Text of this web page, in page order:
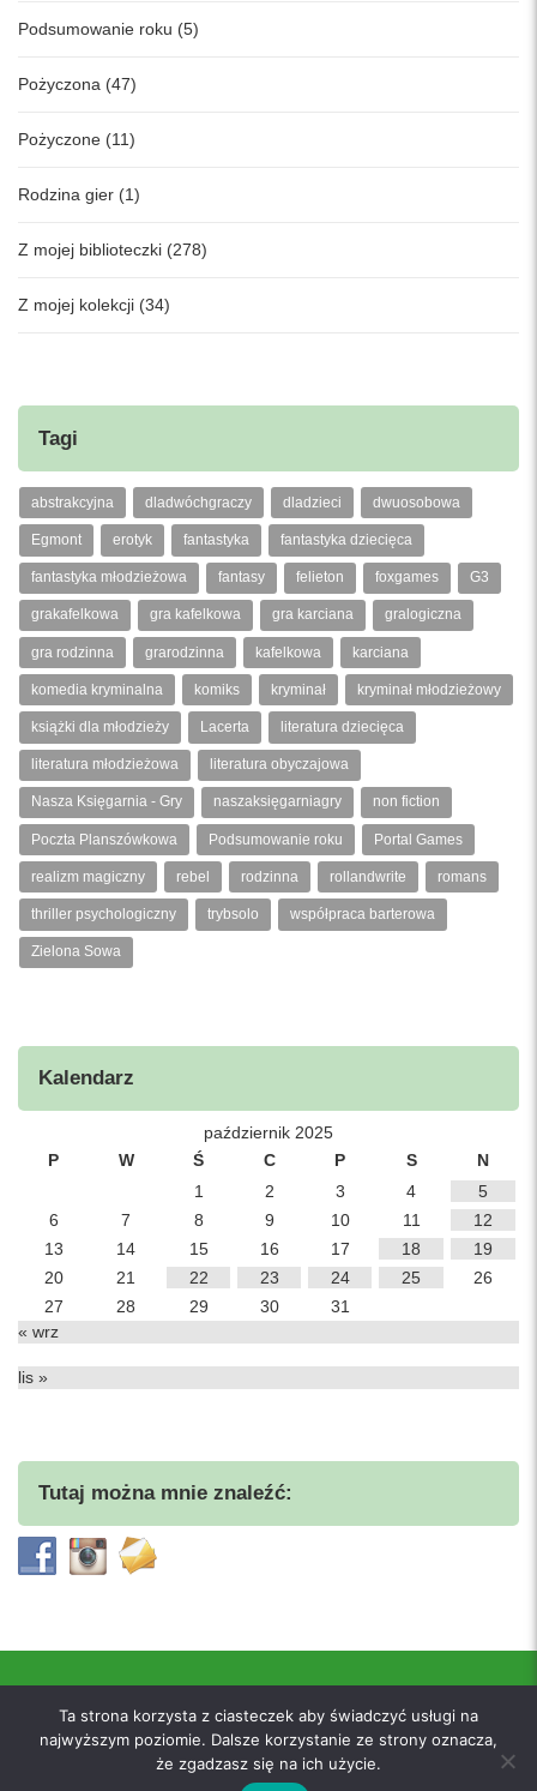
Podsumowanie roku (5)
Pożyczona (47)
Pożyczone (11)
Rodzina gier (1)
Z mojej biblioteczki (278)
Z mojej kolekcji (34)
Tagi
abstrakcyjna dladwóchgraczy dladzieci dwuosobowa
Egmont erotyk fantastyka fantastyka dziecięca
fantastyka młodzieżowa fantasy felieton foxgames G3
grakafelkowa gra kafelkowa gra karciana gralogiczna
gra rodzinna grarodzinna kafelkowa karciana
komedia kryminalna komiks kryminał kryminał młodzieżowy
książki dla młodzieży Lacerta literatura dziecięca
literatura młodzieżowa literatura obyczajowa
Nasza Księgarnia - Gry naszaksięgarniagry non fiction
Poczta Planszówkowa Podsumowanie roku Portal Games
realizm magiczny rebel rodzinna rollandwrite romans
thriller psychologiczny trybsolo współpraca barterowa
Zielona Sowa
Kalendarz
październik 2025
P
W Ś C P S
N
1
2 3 4
5
6
7 8 9 10 11
12
13
14 15 16 17 18
19
20
21 22 23 24 25
26
27
28 29 30
31
« wrz
lis »
Tutaj można mnie znaleźć:
Polityka prywatności
Ta strona korzysta z ciasteczek aby świadczyć usługi na
najwyższym poziomie. Dalsze korzystanie ze strony oznacza,
że zgadzasz się na ich użycie.